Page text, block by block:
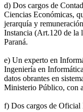
d) Dos cargos de
Ciencias Económicas,
jerarquía y
Instancia (Art.120 de la
Paraná.
e) Un experto en
Ingeniería en
datos obrantes en
Ministerio Público, con
f) Dos cargos de Oficial